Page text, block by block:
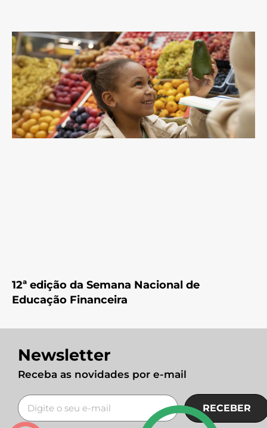
12ª edição da Semana Nacional de
Educação Financeira
Newsletter
Receba as novidades por e-mail
RECEBER